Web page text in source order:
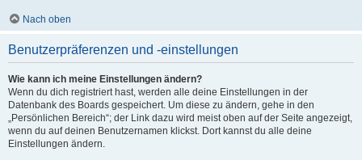
Nach oben
Benutzerpräferenzen und -einstellungen
Wie kann ich meine Einstellungen ändern?
Wenn du dich registriert hast, werden alle deine Einstellungen in der
Datenbank des Boards gespeichert. Um diese zu ändern, gehe in den
„Persönlichen Bereich“; der Link dazu wird meist oben auf der Seite angezeigt,
wenn du auf deinen Benutzernamen klickst. Dort kannst du alle deine
Einstellungen ändern.